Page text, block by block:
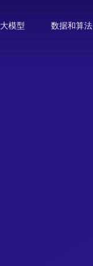
大模型 数据和算法